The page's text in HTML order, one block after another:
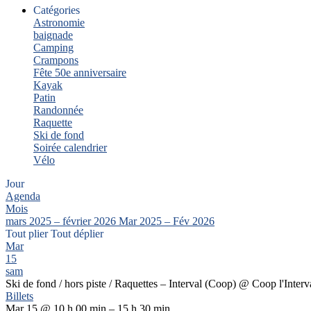
Catégories
Astronomie
baignade
Camping
Crampons
Fête 50e anniversaire
Kayak
Patin
Randonnée
Raquette
Ski de fond
Soirée calendrier
Vélo
Jour
Agenda
Mois
mars 2025 – février 2026 Mar 2025 – Fév 2026
Tout plierTout déplier
Mar
15
sam
Ski de fond / hors piste / Raquettes – Interval (Coop) @ Coop
Billets
Mar 15 @ 10 h 00 min – 15 h 30 min